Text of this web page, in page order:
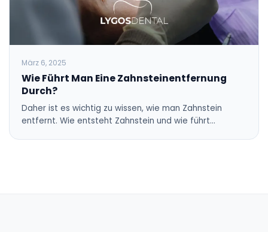
März 6, 2025
Wie Führt Man Eine Zahnsteinentfernung
Durch?
Daher ist es wichtig zu wissen, wie man Zahnstein
entfernt. Wie entsteht Zahnstein und wie führt…